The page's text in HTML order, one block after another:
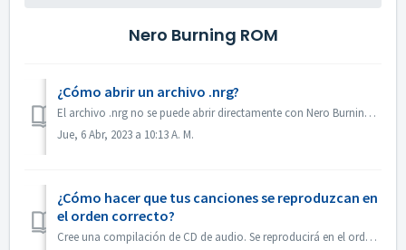
Nero Burning ROM
¿Cómo abrir un archivo .nrg?
El archivo .nrg no se puede abrir directamente con Nero Burning ROM. Puede grabar el archivo nrg en un disco con Nero Burning ROM. O utilizar el software d...
Jue, 6 Abr, 2023 a 10:13 A. M.
¿Cómo hacer que tus canciones se reproduzcan en
el orden correcto?
Cree una compilación de CD de audio. Se reproducirá en el orden en que agregó los archivos. Si crea con otra compilación que se quemará en realidad un disco...